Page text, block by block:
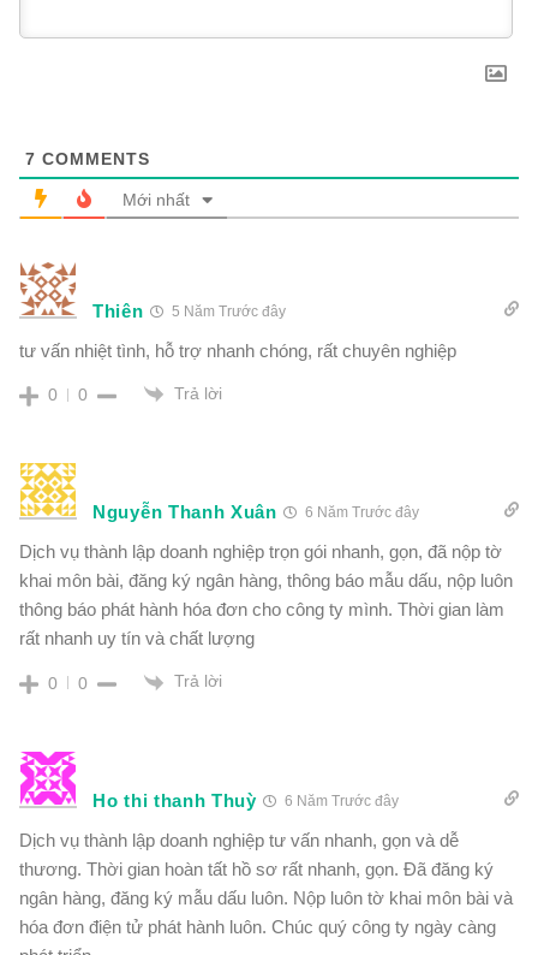
7 COMMENTS
Mới nhất
Thiên 5 Năm Trước đây
tư vấn nhiệt tình, hỗ trợ nhanh chóng, rất chuyên nghiệp
0 0 Trả lời
Nguyễn Thanh Xuân 6 Năm Trước đây
Dịch vụ thành lập doanh nghiệp trọn gói nhanh, gọn, đã nộp tờ
khai môn bài, đăng ký ngân hàng, thông báo mẫu dấu, nộp luôn
thông báo phát hành hóa đơn cho công ty mình. Thời gian làm
rất nhanh uy tín và chất lượng
0 0 Trả lời
Ho thi thanh Thuỳ 6 Năm Trước đây
Dịch vụ thành lập doanh nghiệp tư vấn nhanh, gọn và dễ
thương. Thời gian hoàn tất hồ sơ rất nhanh, gọn. Đã đăng ký
ngân hàng, đăng ký mẫu dấu luôn. Nộp luôn tờ khai môn bài và
hóa đơn điện tử phát hành luôn. Chúc quý công ty ngày càng